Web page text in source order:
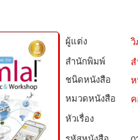
ผู้แต่ง
วิ
สำนักพิมพ์
ชนิดหนังสือ­
ห
หมวดหนังสือ­
หัวเรื่อง